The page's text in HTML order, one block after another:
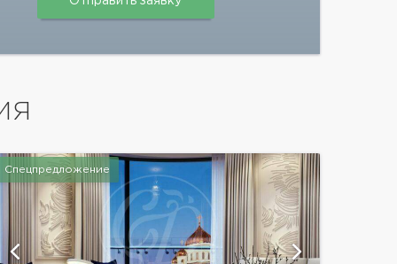
Спецпредложение